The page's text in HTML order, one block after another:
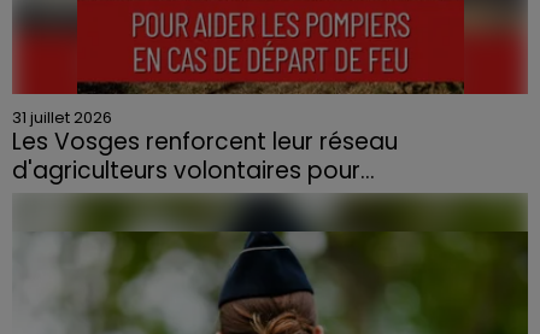
31 juillet 2026
Les Vosges renforcent leur réseau
d'agriculteurs volontaires pour...
Face à la sécheresse et aux risques de départs de feu,
la Chambre d'agriculture des Vosges a lancé un appel
aux agriculteurs volontaires pour venir en aide...